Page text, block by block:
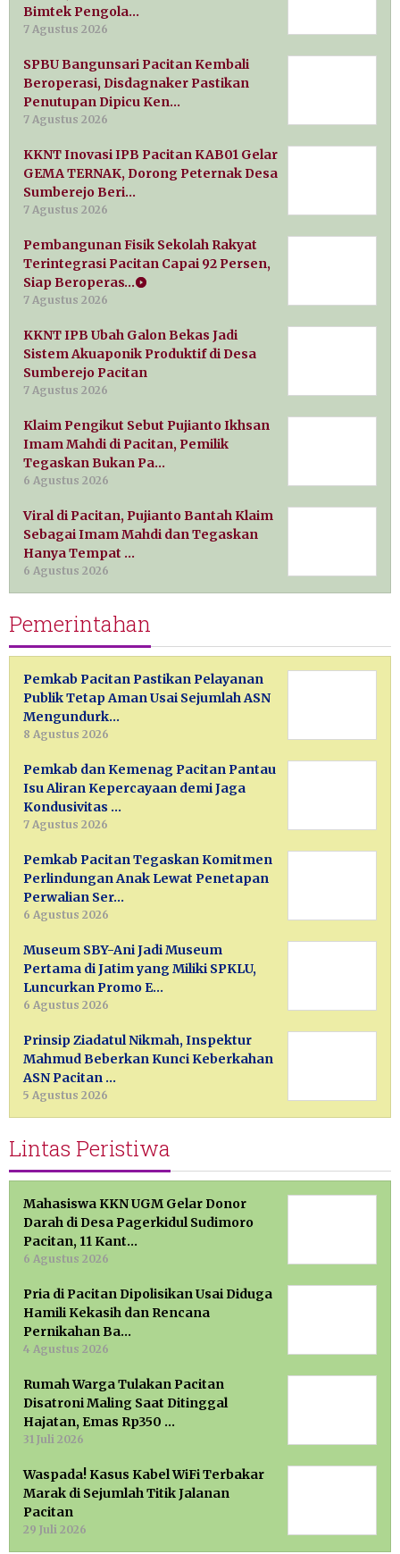
Bimtek Pengola…
7 Agustus 2026
SPBU Bangunsari Pacitan Kembali
Beroperasi, Disdagnaker Pastikan
Penutupan Dipicu Ken…
7 Agustus 2026
KKNT Inovasi IPB Pacitan KAB01 Gelar
GEMA TERNAK, Dorong Peternak Desa
Sumberejo Beri…
7 Agustus 2026
Pembangunan Fisik Sekolah Rakyat
Terintegrasi Pacitan Capai 92 Persen,
Siap Beroperas…
7 Agustus 2026
KKNT IPB Ubah Galon Bekas Jadi
Sistem Akuaponik Produktif di Desa
Sumberejo Pacitan
7 Agustus 2026
Klaim Pengikut Sebut Pujianto Ikhsan
Imam Mahdi di Pacitan, Pemilik
Tegaskan Bukan Pa…
6 Agustus 2026
Viral di Pacitan, Pujianto Bantah Klaim
Sebagai Imam Mahdi dan Tegaskan
Hanya Tempat …
6 Agustus 2026
Pemerintahan
Pemkab Pacitan Pastikan Pelayanan
Publik Tetap Aman Usai Sejumlah ASN
Mengundurk…
8 Agustus 2026
Pemkab dan Kemenag Pacitan Pantau
Isu Aliran Kepercayaan demi Jaga
Kondusivitas …
7 Agustus 2026
Pemkab Pacitan Tegaskan Komitmen
Perlindungan Anak Lewat Penetapan
Perwalian Ser…
6 Agustus 2026
Museum SBY-Ani Jadi Museum
Pertama di Jatim yang Miliki SPKLU,
Luncurkan Promo E…
6 Agustus 2026
Prinsip Ziadatul Nikmah, Inspektur
Mahmud Beberkan Kunci Keberkahan
ASN Pacitan …
5 Agustus 2026
Lintas Peristiwa
Mahasiswa KKN UGM Gelar Donor
Darah di Desa Pagerkidul Sudimoro
Pacitan, 11 Kant…
6 Agustus 2026
Pria di Pacitan Dipolisikan Usai Diduga
Hamili Kekasih dan Rencana
Pernikahan Ba…
4 Agustus 2026
Rumah Warga Tulakan Pacitan
Disatroni Maling Saat Ditinggal
Hajatan, Emas Rp350 …
31 Juli 2026
Waspada! Kasus Kabel WiFi Terbakar
Marak di Sejumlah Titik Jalanan
Pacitan
29 Juli 2026